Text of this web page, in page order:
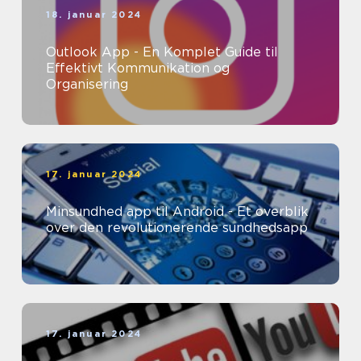
18. januar 2024
Outlook App - En Komplet Guide til
Effektivt Kommunikation og
Organisering
17. januar 2024
Minsundhed app til Android - Et overblik
over den revolutionerende sundhedsapp
17. januar 2024